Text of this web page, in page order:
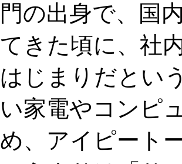
門の出身で、国
てきた頃に、社
はじまりだとい
い家電やコンピ
め、アイピート